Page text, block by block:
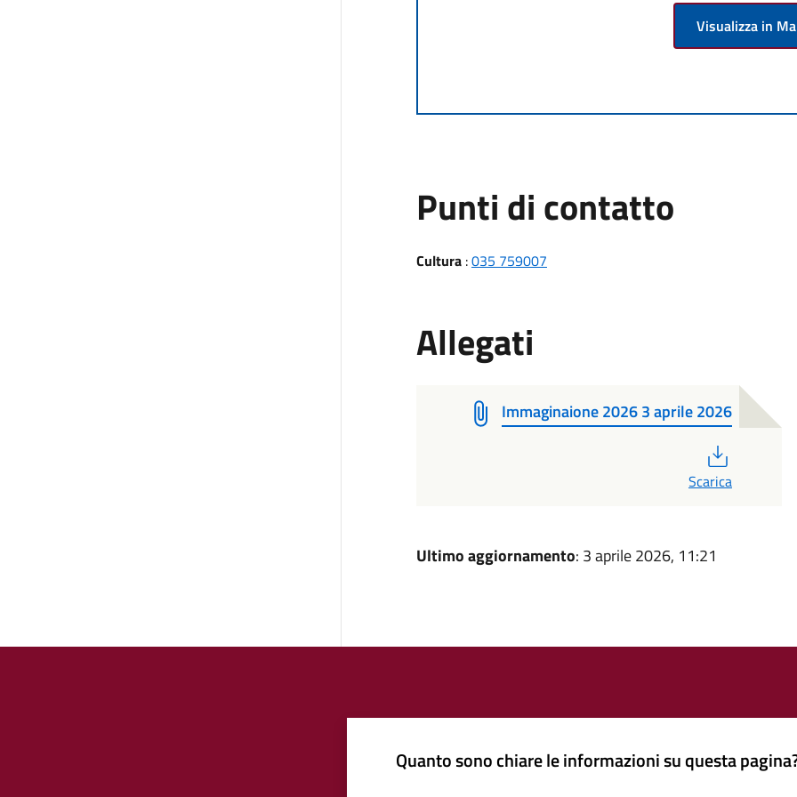
Visualizza in
Punti di contatto
Cultura:035 759007
Allegati
Immaginaione 2026 3 aprile 2026
Scarica
Ultimo aggiornamento: 3 aprile 2026, 11:21
Quanto sono chiare le informazioni su questa